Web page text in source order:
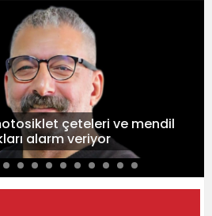
çeteleri ve mendil
alarm veriyor